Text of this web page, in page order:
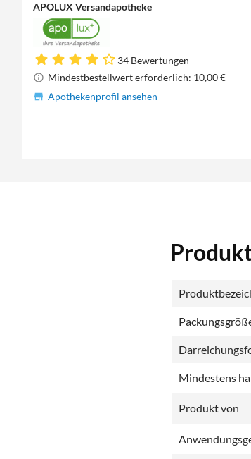
APOLUX Versandapotheke
34 Bewertungen
Mindestbestellwert erforderlich: 10,00 €
Apothekenprofil ansehen
Mindestens
Produkt von